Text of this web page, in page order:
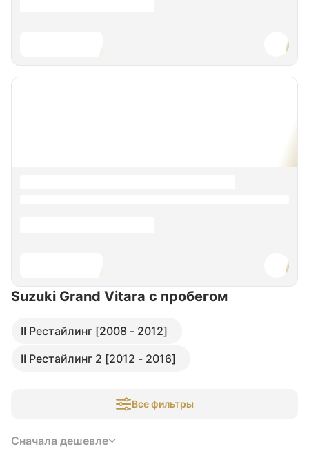
Suzuki Grand Vitara с пробегом
II Рестайлинг [2008 - 2012]
II Рестайлинг 2 [2012 - 2016]
Все фильтры
Сначала дешевле